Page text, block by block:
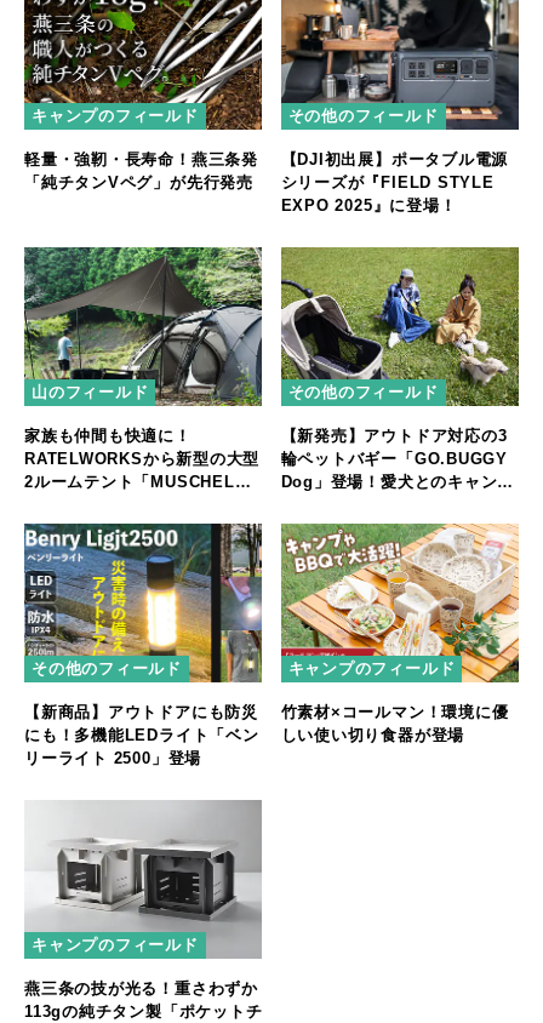
キャンプのフィールド
軽量・強靭・長寿命！燕三条発
「純チタンVペグ」が先行発売
その他のフィールド
【DJI初出展】ポータブル電源
シリーズが『FIELD STYLE
EXPO 2025』に登場！
山のフィールド
家族も仲間も快適に！
RATELWORKSから新型の大型
2ルームテント「MUSCHEL」
その他のフィールド
【新発売】アウトドア対応の3
輪ペットバギー「GO.BUGGY
Dog」登場！愛犬とのキャンプ
その他のフィールド
【新商品】アウトドアにも防災
にも！多機能LEDライト「ベン
リーライト 2500」登場
キャンプのフィールド
竹素材×コールマン！環境に優
しい使い切り食器が登場
キャンプのフィールド
燕三条の技が光る！重さわずか
113gの純チタン製「ポケットチ